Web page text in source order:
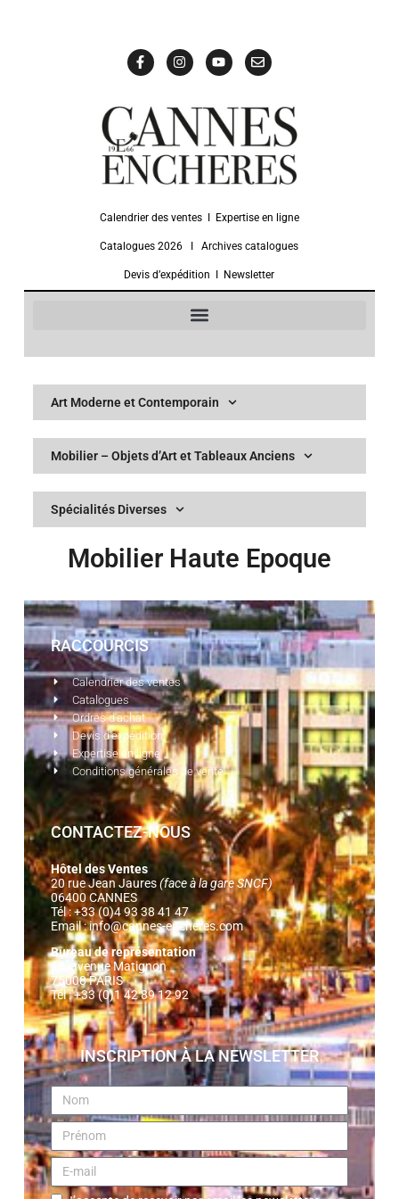
Calendrier des ventesΙ Expertise en ligne
Catalogues 2026 ΙArchives catalogues
Devis d’expédition Newsletter
Art Moderne et Contemporain
Mobilier – Objets d’Art et Tableaux Anciens
Spécialités Diverses
Mobilier Haute Epoque
RACCOURCIS
Calendrier des ventes
Catalogues
Ordres d'achat
Devis d'expédition
Expertise en ligne
Conditions générales de vente
CONTACTEZ-NOUS
Hôtel des Ventes
20 rue Jean Jaures(face à la gare SNCF)
06400 CANNES
Tél : +33 (0)4 93 38 41 47
Email :info@cannes-encheres.com
Bureau de représentation
14, avenue Matignon
75008 PARIS
Tél : +33 (0)1 42 89 12 92
INSCRIPTION À LA NEWSLETTER